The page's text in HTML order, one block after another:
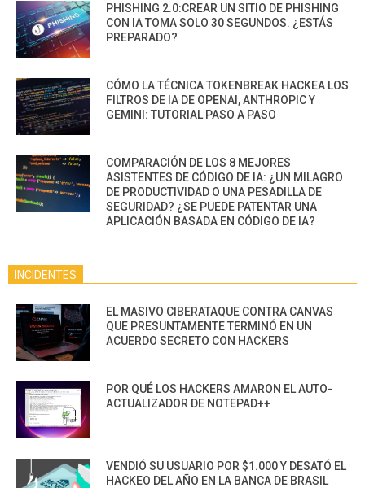
PHISHING 2.0:CREAR UN SITIO DE PHISHING
CON IA TOMA SOLO 30 SEGUNDOS. ¿ESTÁS
PREPARADO?
CÓMO LA TÉCNICA TOKENBREAK HACKEA LOS
FILTROS DE IA DE OPENAI, ANTHROPIC Y
GEMINI: TUTORIAL PASO A PASO
COMPARACIÓN DE LOS 8 MEJORES
ASISTENTES DE CÓDIGO DE IA: ¿UN MILAGRO
DE PRODUCTIVIDAD O UNA PESADILLA DE
SEGURIDAD? ¿SE PUEDE PATENTAR UNA
APLICACIÓN BASADA EN CÓDIGO DE IA?
INCIDENTES
EL MASIVO CIBERATAQUE CONTRA CANVAS
QUE PRESUNTAMENTE TERMINÓ EN UN
ACUERDO SECRETO CON HACKERS
POR QUÉ LOS HACKERS AMARON EL AUTO-
ACTUALIZADOR DE NOTEPAD++
VENDIÓ SU USUARIO POR $1.000 Y DESATÓ EL
HACKEO DEL AÑO EN LA BANCA DE BRASIL